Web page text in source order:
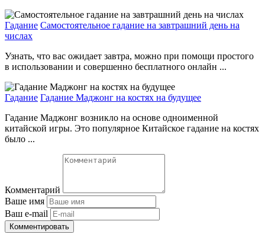
Гадание Самостоятельное гадание на завтрашний день на
числах
Узнать, что вас ожидает завтра, можно при помощи простого
в использовании и совершенно бесплатного онлайн ...
Гадание Гадание Маджонг на костях на будущее
Гадание Маджонг возникло на основе одноименной
китайской игры. Это популярное Китайское гадание на костях
было ...
Комментарий
Ваше имя
Ваш e-mail
Комментировать